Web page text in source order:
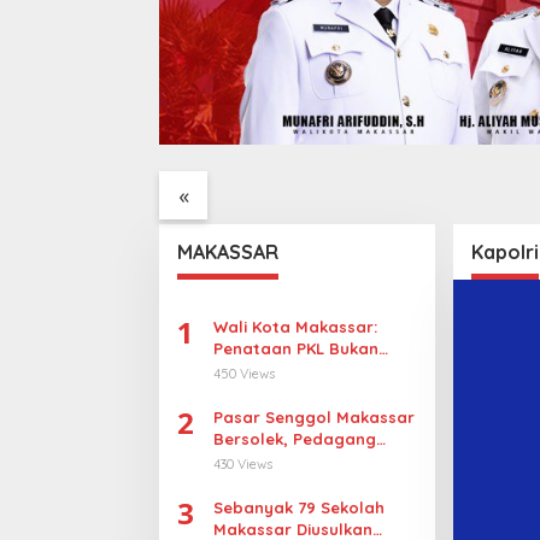
«
UNIMEN Buka 8 Prodi Baru,
Lulusan
MAKASSAR
1
Wali Kota Makassar:
Penataan PKL Bukan
Penggusuran
450 Views
2
Pasar Senggol Makassar
Bersolek, Pedagang
Gotong Royong
430 Views
3
Sebanyak 79 Sekolah
Makassar Diusulkan
Kapolri